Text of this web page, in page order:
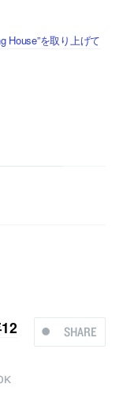
House”を取り上げて
SHARE